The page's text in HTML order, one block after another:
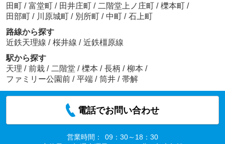
田町 / 富堂町 / 田井庄町 / 二階堂上ノ庄町 / 櫟本町 /
田部町 / 川原城町 / 別所町 / 中町 / 石上町
路線から探す
近鉄天理線 / 桜井線 / 近鉄橿原線
駅から探す
天理 / 前栽 / 二階堂 / 櫟本 / 長柄 / 柳本 /
ファミリー公園前 / 平端 / 筒井 / 帯解
電話でお問い合わせ
営業時間：
09：30～18：30